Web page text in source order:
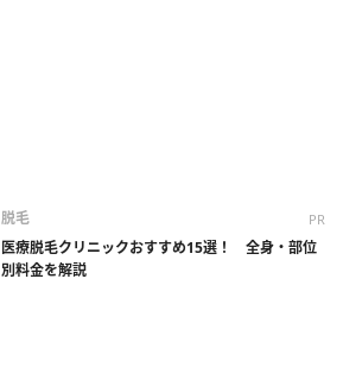
脱毛 PR
医療脱毛クリニックおすすめ15選！ 全身・部位
別料金を解説